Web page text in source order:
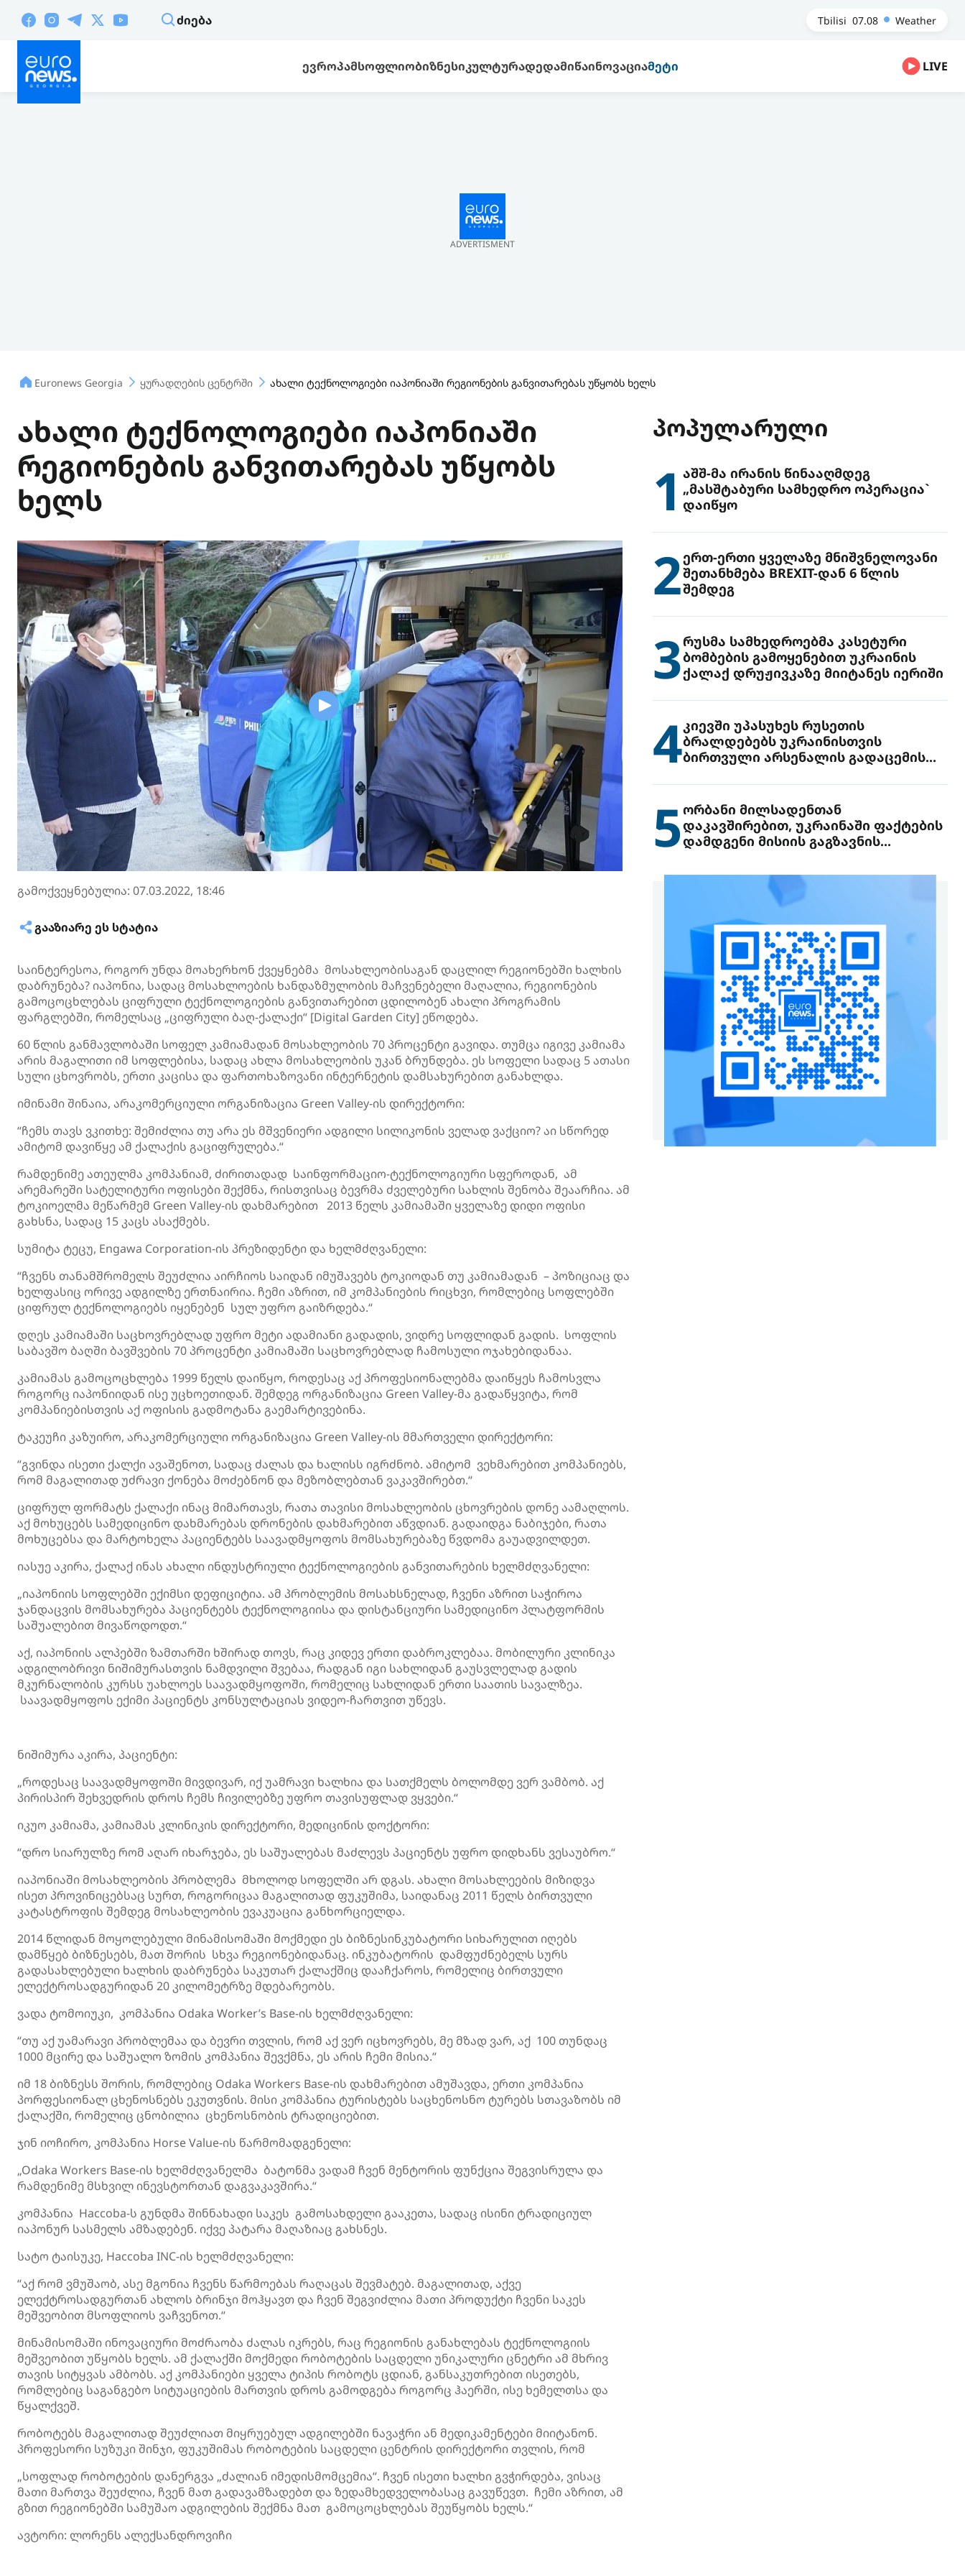
ᲫᲘᲔᲑᲐ Tbilisi 07.08 Weather
ᲔᲕᲠᲝᲞᲐᲛᲡᲝᲤᲚᲘᲝᲑᲘᲖᲜᲔᲡᲘᲙᲣᲚᲢᲣᲠᲐᲓᲔᲓᲐᲛᲘᲬᲐᲘᲜᲝᲕᲐᲪᲘᲐᲛᲔᲢᲘ LIVE
ADVERTISMENT
Euronews Georgia ყურადღების ცენტრში ახალი ტექნოლოგიები იაპონიაში რეგიონების განვითარებას უწყობს ხელს
ახალი ტექნოლოგიები იაპონიაში
რეგიონების განვითარებას უწყობს
ხელს
გამოქვეყნებულია: 07.03.2022, 18:46
ᲒᲐᲐᲖᲘᲐᲠᲔ ᲔᲡ ᲡᲢᲐᲢᲘᲐ
საინტერესოა, როგორ უნდა მოახერხონ ქვეყნებმა მოსახლეობისაგან დაცლილ რეგიონებში ხალხის
დაბრუნება? იაპონია, სადაც მოსახლოების ხანდაზმულობის მაჩვენებელი მაღალია, რეგიონების
გამოცოცხლებას ციფრული ტექნოლოგიების განვითარებით ცდილობენ ახალი პროგრამის
ფარგლებში, რომელსაც „ციფრული ბაღ-ქალაქი“ [Digital Garden City] ეწოდება.
60 წლის განმავლობაში სოფელ კამიამადან მოსახლეობის 70 პროცენტი გავიდა. თუმცა იგივე კამიამა
არის მაგალითი იმ სოფლებისა, სადაც ახლა მოსახლეობის უკან ბრუნდება. ეს სოფელი სადაც 5 ათასი
სული ცხოვრობს, ერთი კაცისა და ფართოხაზოვანი ინტერნეტის დამსახურებით განახლდა.
იმინამი შინაია, არაკომერციული ორგანიზაცია Green Valley-ის დირექტორი:
“ჩემს თავს ვკითხე: შემიძლია თუ არა ეს მშვენიერი ადგილი სილიკონის ველად ვაქციო? აი სწორედ
ამიტომ დავიწყე ამ ქალაქის გაციფრულება.“
რამდენიმე ათეულმა კომპანიამ, ძირითადად საინფორმაციო-ტექნოლოგიური სფეროდან, ამ
არემარეში სატელიტური ოფისები შექმნა, რისთვისაც ბევრმა ძველებური სახლის შენობა შეაარჩია. ამ
ტოკიოელმა მეწარმემ Green Valley-ის დახმარებით 2013 წელს კამიამაში ყველაზე დიდი ოფისი
გახსნა, სადაც 15 კაცს ასაქმებს.
სუმიტა ტეცუ, Engawa Corporation-ის პრეზიდენტი და ხელმძღვანელი:
“ჩვენს თანამშრომელს შეუძლია აირჩიოს საიდან იმუშავებს ტოკიოდან თუ კამიამადან – პოზიციაც და
ხელფასიც ორივე ადგილზე ერთნაირია. ჩემი აზრით, იმ კომპანიების რიცხვი, რომლებიც სოფლებში
ციფრულ ტექნოლოგიებს იყენებენ სულ უფრო გაიზრდება.“
დღეს კამიამაში საცხოვრებლად უფრო მეტი ადამიანი გადადის, ვიდრე სოფლიდან გადის. სოფლის
საბავშო ბაღში ბავშვების 70 პროცენტი კამიამაში საცხოვრებლად ჩამოსული ოჯახებიდანაა.
კამიამას გამოცოცხლება 1999 წელს დაიწყო, როდესაც აქ პროფესიონალებმა დაიწყეს ჩამოსვლა
როგორც იაპონიიდან ისე უცხოეთიდან. შემდეგ ორგანიზაცია Green Valley-მა გადაწყვიტა, რომ
კომპანიებისთვის აქ ოფისის გადმოტანა გაემარტივებინა.
ტაკეუჩი კაზუირო, არაკომერციული ორგანიზაცია Green Valley-ის მმართველი დირექტორი:
“გვინდა ისეთი ქალქი ავაშენოთ, სადაც ძალას და ხალისს იგრძნობ. ამიტომ ვეხმარებით კომპანიებს,
რომ მაგალითად უძრავი ქონება მოძებნონ და მეზობლებთან ვაკავშირებთ.“
ციფრულ ფორმატს ქალაქი ინაც მიმართავს, რათა თავისი მოსახლეობის ცხოვრების დონე აამაღლოს.
აქ მოხუცებს სამედიცინო დახმარებას დრონების დახმარებით აწვდიან. გადაიდგა ნაბიჯები, რათა
მოხუცებსა და მარტოხელა პაციენტებს საავადმყოფოს მომსახურებაზე წვდომა გაუადვილდეთ.
იასუე აკირა, ქალაქ ინას ახალი ინდუსტრიული ტექნოლოგიების განვითარების ხელმძღვანელი:
„იაპონიის სოფლებში ექიმსი დეფიციტია. ამ პრობლემის მოსახსნელად, ჩვენი აზრით საჭიროა
ჯანდაცვის მომსახურება პაციენტებს ტექნოლოგიისა და დისტანციური სამედიცინო პლატფორმის
საშუალებით მივაწოდოდთ.“
აქ, იაპონიის ალპებში ზამთარში ხშირად თოვს, რაც კიდევ ერთი დაბროკლებაა. მობილური კლინიკა
ადგილობრივი ნიშიმურასთვის ნამდვილი შვებაა, რადგან იგი სახლიდან გაუსვლელად გადის
მკურნალობის კურსს უახლოეს საავადმყოფოში, რომელიც სახლიდან ერთი საათის სავალზეა.
საავადმყოფოს ექიმი პაციენტს კონსულტაციას ვიდეო-ჩართვით უწევს.
ნიშიმურა აკირა, პაციენტი:
„როდესაც საავადმყოფოში მივდივარ, იქ უამრავი ხალხია და სათქმელს ბოლომდე ვერ ვამბობ. აქ
პირისპირ შეხვედრის დროს ჩემს ჩივილებზე უფრო თავისუფლად ვყვები.“
იკუო კამიამა, კამიამას კლინიკის დირექტორი, მედიცინის დოქტორი:
“დრო სიარულზე რომ აღარ იხარჯება, ეს საშუალებას მაძლევს პაციენტს უფრო დიდხანს ვესაუბრო.“
იაპონიაში მოსახლეობის პრობლემა მხოლოდ სოფელში არ დგას. ახალი მოსახლეების მიზიდვა
ისეთ პროვინიცებსაც სურთ, როგორიცაა მაგალითად ფუკუშიმა, საიდანაც 2011 წელს ბირთვული
კატასტროფის შემდეგ მოსახლეობის ევაკუაცია განხორციელდა.
2014 წლიდან მოყოლებული მინამისომაში მოქმედი ეს ბიზნესინკუბატორი სიხარულით იღებს
დამწყებ ბიზნესებს, მათ შორის სხვა რეგიონებიდანაც. ინკუბატორის დამფუძნებელს სურს
გადასახლებული ხალხის დაბრუნება საკუთარ ქალაქშიც დააჩქაროს, რომელიც ბირთვული
ელექტროსადგურიდან 20 კილომეტრზე მდებარეობს.
ვადა ტომოიუკი, კომპანია Odaka Worker’s Base-ის ხელმძღვანელი:
“თუ აქ უამარავი პრობლემაა და ბევრი თვლის, რომ აქ ვერ იცხოვრებს, მე მზად ვარ, აქ 100 თუნდაც
1000 მცირე და საშუალო ზომის კომპანია შევქმნა, ეს არის ჩემი მისია.“
იმ 18 ბიზნესს შორის, რომლებიც Odaka Workers Base-ის დახმარებით ამუშავდა, ერთი კომპანია
პორფესიონალ ცხენოსნებს ეკუთვნის. მისი კომპანია ტურისტებს საცხენოსნო ტურებს სთავაზობს იმ
ქალაქში, რომელიც ცნობილია ცხენოსნობის ტრადიციებით.
ჯინ იოჩირო, კომპანია Horse Value-ის წარმომადგენელი:
„Odaka Workers Base-ის ხელმძღვანელმა ბატონმა ვადამ ჩვენ მენტორის ფუნქცია შეგვისრულა და
რამდენიმე მსხვილ ინევსტორთან დაგვაკავშირა.“
კომპანია Haccoba-ს გუნდმა შინნახადი საკეს გამოსახდელი გააკეთა, სადაც ისინი ტრადიციულ
იაპონურ სასმელს ამზადებენ. იქვე პატარა მაღაზიაც გახსნეს.
სატო ტაისუკე, Haccoba INC-ის ხელმძღვანელი:
“აქ რომ ვმუშაობ, ასე მგონია ჩვენს წარმოებას რაღაცას შევმატებ. მაგალითად, აქვე
ელექტროსადგურთან ახლოს ბრინჯი მოჰყავთ და ჩვენ შეგვიძლია მათი პროდუქტი ჩვენი საკეს
მეშვეობით მსოფლიოს ვაჩვენოთ.“
მინამისომაში ინოვაციური მოძრაობა ძალას იკრებს, რაც რეგიონის განახლებას ტექნოლოგიის
მეშვეობით უწყობს ხელს. ამ ქალაქში მოქმედი რობოტების საცდელი უნიკალური ცნეტრი ამ მხრივ
თავის სიტყვას ამბობს. აქ კომპანიები ყველა ტიპის რობოტს ცდიან, განსაკუთრებით ისეთებს,
რომლებიც საგანგებო სიტუაციების მართვის დროს გამოდგება როგორც ჰაერში, ისე ხემელთსა და
წყალქვეშ.
რობოტებს მაგალითად შეუძლიათ მიყრუებულ ადგილებში ნავაჭრი ან მედიკამენტები მიიტანონ.
პროფესორი სუზუკი შინჯი, ფუკუშიმას რობოტების საცდელი ცენტრის დირექტორი თვლის, რომ
„სოფლად რობოტების დანერგვა „ძალიან იმედისმომცემია“. ჩვენ ისეთი ხალხი გვჭირდება, ვისაც
მათი მართვა შეუძლია, ჩვენ მათ გადავამზადებთ და ზედამხედველობასაც გავუწევთ. ჩემი აზრით, ამ
გზით რეგიონებში სამუშაო ადგილების შექმნა მათ გამოცოცხლებას შეუწყობს ხელს.“
ავტორი: ლორენს ალექსანდროვიჩი
ᲞᲝᲞᲣᲚᲐᲠᲣᲚᲘ
1აშშ-მა ირანის წინააღმდეგ
„მასშტაბური სამხედრო ოპერაცია`
დაიწყო
2ერთ-ერთი ყველაზე მნიშვნელოვანი
შეთანხმება BREXIT-დან 6 წლის
შემდეგ
3რუსმა სამხედროებმა კასეტური
ბომბების გამოყენებით უკრაინის
ქალაქ დრუჟივკაზე მიიტანეს იერიში
4კიევში უპასუხეს რუსეთის
ბრალდებებს უკრაინისთვის
ბირთვული არსენალის გადაცემის
5ორბანი მილსადენთან
დაკავშირებით, უკრაინაში ფაქტების
დამდგენი მისიის გაგზავნის